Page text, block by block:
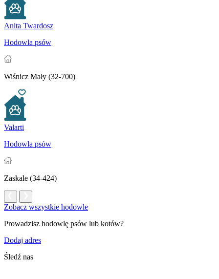
Anita Twardosz
Hodowla psów
Wiśnicz Mały (32-700)
Valarti
Hodowla psów
Zaskale (34-424)
Zobacz wszystkie hodowle
Prowadzisz hodowlę psów lub kotów?
Dodaj adres
Śledź nas